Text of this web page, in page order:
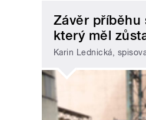
Závěr příběhu
který měl
Karin Lednická,